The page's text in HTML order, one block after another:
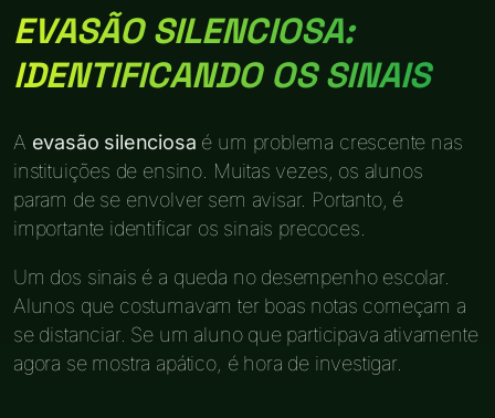
EVASÃO SILENCIOSA:
IDENTIFICANDO OS SINAIS
A evasão silenciosa é um problema crescente nas
instituições de ensino. Muitas vezes, os alunos
param de se envolver sem avisar. Portanto, é
importante identificar os sinais precoces.
Um dos sinais é a queda no desempenho escolar.
Alunos que costumavam ter boas notas começam a
se distanciar. Se um aluno que participava ativamente
agora se mostra apático, é hora de investigar.